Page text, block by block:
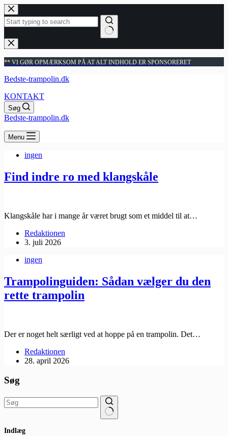
Fortsæt
til
indhold
Ingen
resultater
** VI GØR OPMÆRKSOM PÅ AT ALT INDHOLD ER SPONSORERET
Bedste-trampolin.dk
KONTAKT
Søg
Bedste-trampolin.dk
Menu
ingen
Find indre ro med klangskåle
Klangskåle har i mange år været brugt som et middel til at…
Redaktionen
3. juli 2026
ingen
Trampolinguiden: Sådan vælger du den
rette trampolin
Der er noget helt særligt ved at hoppe på en trampolin. Det…
Redaktionen
28. april 2026
Søg
resultater
Indlæg